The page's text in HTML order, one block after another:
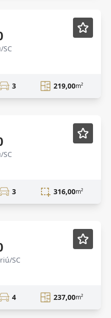
3 219,00m²
3 316,00m²
SC
4 237,00m²